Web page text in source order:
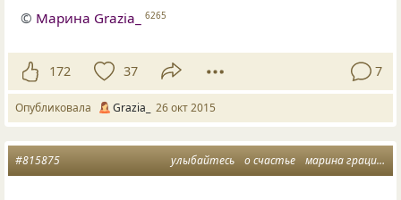
© Марина Grazia_ 6265
172 37 7
Опубликовала Grazia_ 26 окт 2015
улыбайтесь о счастье марина грация
#815875